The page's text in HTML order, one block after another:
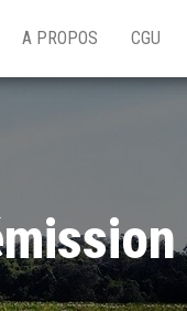
A PROPOS CGU